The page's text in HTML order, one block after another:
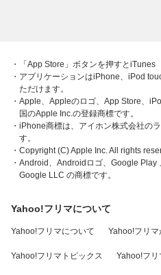
・「App Store」ボタンを押すとiTunes
・アプリケーションはiPhone、iPod
ただけます。
・Apple、Appleのロゴ、App Store、
国のApple Inc.の登録商標です。
・iPhone商標は、アイホン株式会社の
す。
・Copyright (C) Apple Inc. All rights
・Android、Androidロゴ、Google Play
Google LLC の商標です。
Yahoo!フリマについて
Yahoo!フリマについて Yahoo!フリ
Yahoo!フリマトピックス Yahoo!フリ